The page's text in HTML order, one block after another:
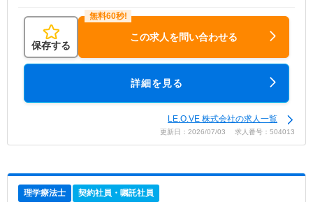
保存する
この求人を問い合わせる
詳細を見る
LE.O.VE 株式会社の求人一覧
更新日：2026/07/03 求人番号：504013
理学療法士 契約社員・嘱託社員